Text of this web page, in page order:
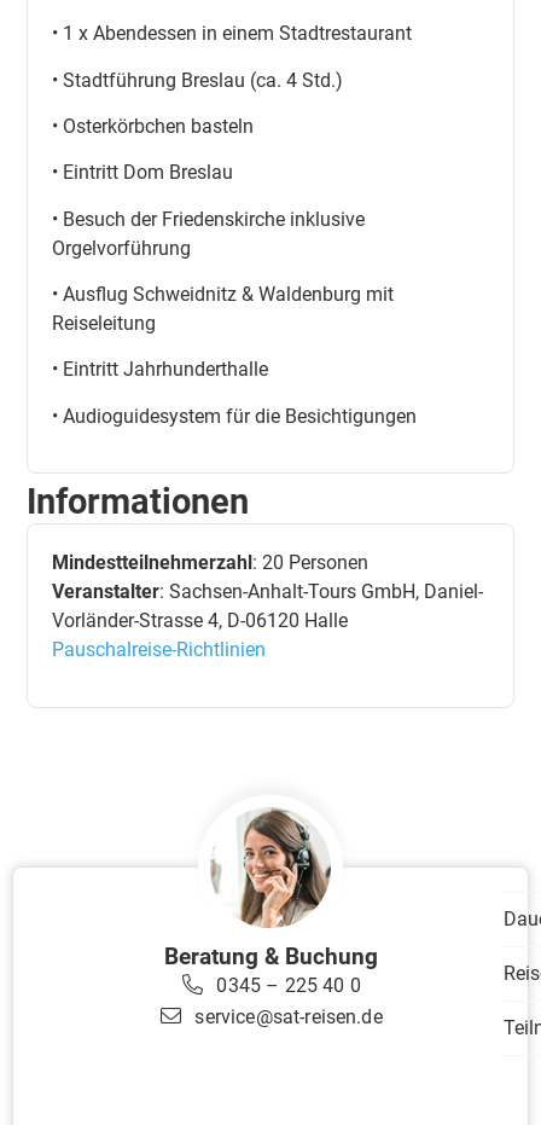
• 1 x Abendessen in einem Stadtrestaurant
• Stadtführung Breslau (ca. 4 Std.)
• Osterkörbchen basteln
• Eintritt Dom Breslau
• Besuch der Friedenskirche inklusive
Orgelvorführung
• Ausflug Schweidnitz & Waldenburg mit
Reiseleitung
• Eintritt Jahrhunderthalle
• Audioguidesystem für die Besichtigungen
Informationen
Mindestteilnehmerzahl : 20 Personen
Veranstalter: Sachsen-Anhalt-Tours GmbH, Daniel-
Vorländer-Strasse 4, D-06120 Halle
Pauschalreise-Richtlinien
Beratung & Buchung
0345 – 225 40 0
service@sat-reisen.de